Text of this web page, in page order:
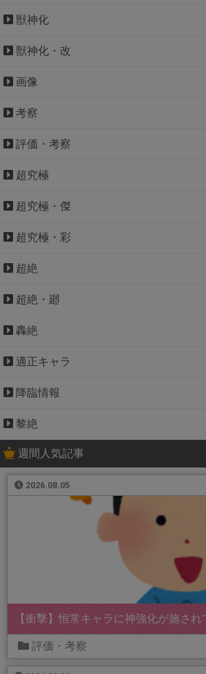
獣神化
獣神化・改
画像
考察
評価・考察
超究極
超究極・傑
超究極・彩
超絶
超絶・廻
轟絶
適正キャラ
降臨情報
黎絶
週間人気記事
2026.08.05
【衝撃】恒常キャラに神強化が施され
評価・考察